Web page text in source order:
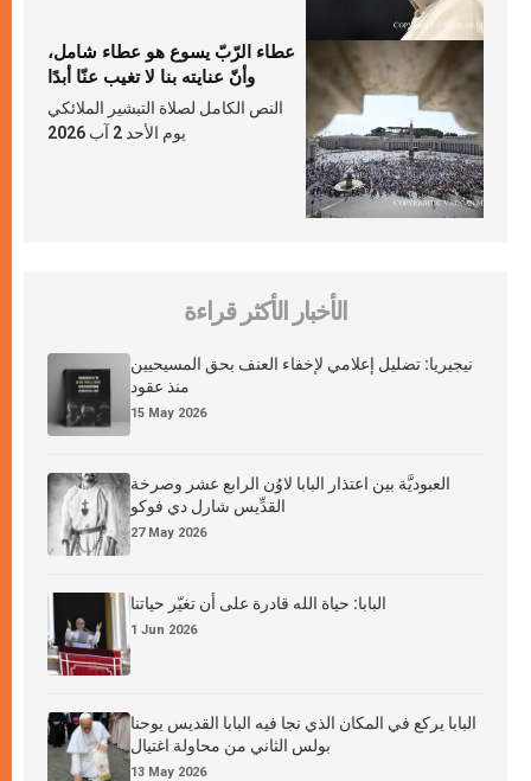
عطاء الرّبّ يسوع هو عطاء شامل،
وأنّ عنايته بنا لا تغيب عنّا أبدًا
النص الكامل لصلاة التبشير الملائكي
يوم الأحد 2 آب 2026
الأخبار الأكثر قراءة
نيجيريا: تضليل إعلامي لإخفاء العنف بحق المسيحيين
منذ عقود
15 May 2026
العبوديَّة بين اعتذار البابا لاوُن الرابع عشر وصرخة
القدِّيس شارل دي فوكو
27 May 2026
البابا: حياة الله قادرة على أن تغيّر حياتنا
1 Jun 2026
البابا يركع في المكان الذي نجا فيه البابا القديس يوحنا
بولس الثاني من محاولة اغتيال
13 May 2026